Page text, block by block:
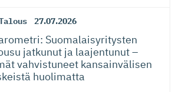
27.07.2026
Suomalaisy­ri­tysten
jatkunut ja laajentunut –
vahvistuneet kansainvälisen
huolimatta